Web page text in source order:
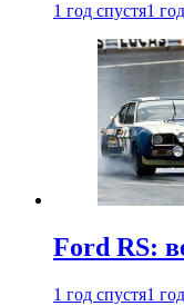
1 год спустя1
Ford RS:
1 год спустя1